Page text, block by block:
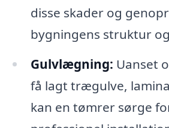
disse skader og
bygningens struktur
Gulvlægning: Uanset
få lagt trægulve,
kan en tømrer sørge